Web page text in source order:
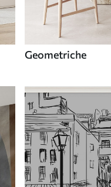
Geometriche